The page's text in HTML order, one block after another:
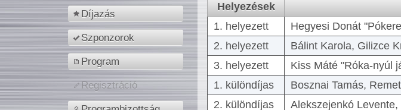
Díjazás
Szponzorok
Program
Regisztráció
Helyezések
1. helyezett
Hegyesi Donát
2. helyezett
Bálint Karola, Gilizce
3. helyezett
Kiss Máté "Róka-nyúl
1. különdíjas
Bosznai Tamás,
2. különdíjas
Alekszejenkó